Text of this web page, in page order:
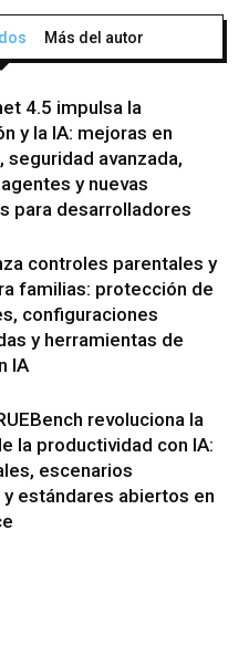
Más del autor
4.5 impulsa la
y la IA: mejoras en
seguridad avanzada,
y nuevas
para desarrolladores
controles parentales y
familias: protección de
configuraciones
y herramientas de
IA
revoluciona la
la productividad con IA:
escenarios
estándares abiertos en